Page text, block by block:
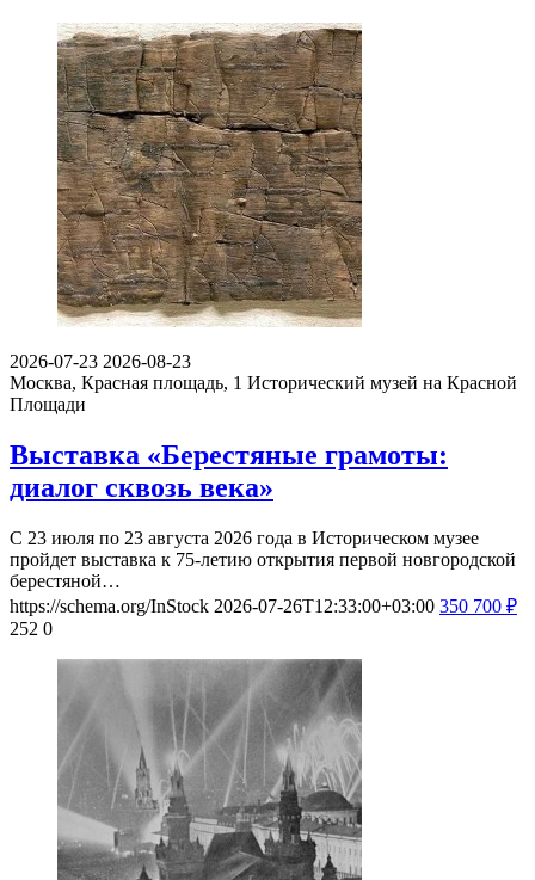
2026-07-23 2026-08-23
Москва, Красная площадь, 1 Исторический музей на Красной
Площади
Выставка «Берестяные грамоты:
диалог сквозь века»
С 23 июля по 23 августа 2026 года в Историческом музее
пройдет выставка к 75-летию открытия первой новгородской
берестяной…
https://schema.org/InStock 2026-07-26T12:33:00+03:00 350 700 ₽
252 0